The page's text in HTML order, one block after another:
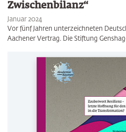
Zwischenbilanz“
Januar 2024
Vor fünf Jahren unterzeichneten
Aachener Vertrag. Die Stiftung